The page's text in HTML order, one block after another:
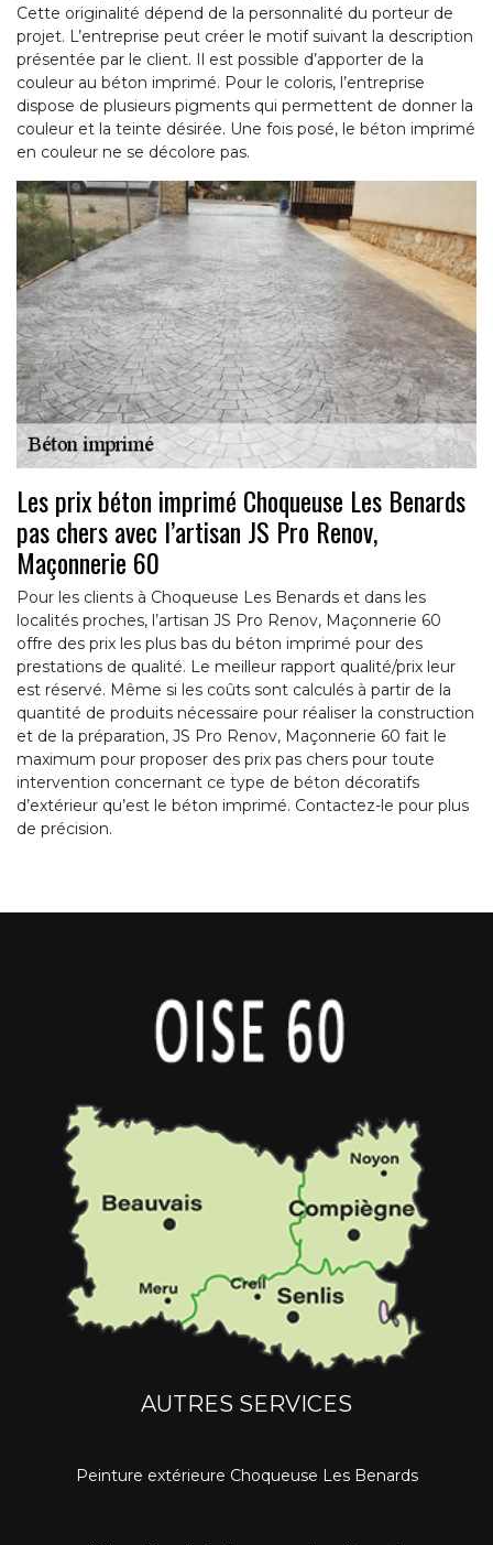
Cette originalité dépend de la personnalité du porteur de
projet. L’entreprise peut créer le motif suivant la description
présentée par le client. Il est possible d’apporter de la
couleur au béton imprimé. Pour le coloris, l’entreprise
dispose de plusieurs pigments qui permettent de donner la
couleur et la teinte désirée. Une fois posé, le béton imprimé
en couleur ne se décolore pas.
Les prix béton imprimé Choqueuse Les Benards
pas chers avec l’artisan JS Pro Renov,
Maçonnerie 60
Pour les clients à Choqueuse Les Benards et dans les
localités proches, l’artisan JS Pro Renov, Maçonnerie 60
offre des prix les plus bas du béton imprimé pour des
prestations de qualité. Le meilleur rapport qualité/prix leur
est réservé. Même si les coûts sont calculés à partir de la
quantité de produits nécessaire pour réaliser la construction
et de la préparation, JS Pro Renov, Maçonnerie 60 fait le
maximum pour proposer des prix pas chers pour toute
intervention concernant ce type de béton décoratifs
d’extérieur qu’est le béton imprimé. Contactez-le pour plus
de précision.
AUTRES SERVICES
Peinture extérieure Choqueuse Les Benards